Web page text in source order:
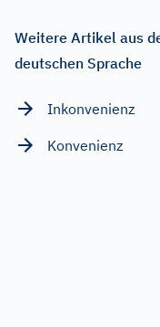
Weitere Artikel aus
deutschen Sprache
Inkonvenienz
Konvenienz